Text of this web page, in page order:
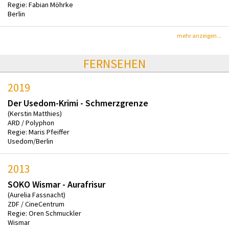
Regie: Fabian Möhrke
Berlin
mehr anzeigen...
FERNSEHEN
2019
Der Usedom-Krimi - Schmerzgrenze
(Kerstin Matthies)
ARD / Polyphon
Regie: Maris Pfeiffer
Usedom/Berlin
2013
SOKO Wismar - Aurafrisur
(Aurelia Fassnacht)
ZDF / CineCentrum
Regie: Oren Schmuckler
Wismar